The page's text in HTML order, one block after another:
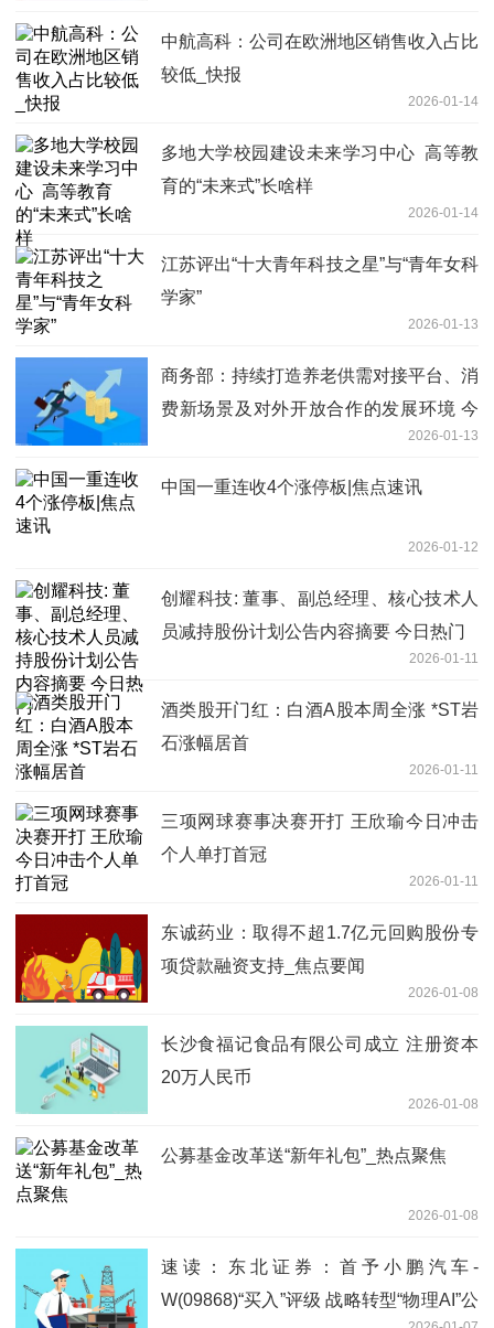
中航高科：公司在欧洲地区销售收入占比
较低_快报
2026-01-14
多地大学校园建设未来学习中心​ 高等教
育的“未来式”长啥样
2026-01-14
江苏评出“十大青年科技之星”与“青年女科
学家”
2026-01-13
商务部：持续打造养老供需对接平台、消
费新场景及对外开放合作的发展环境 今
2026-01-13
中国一重连收4个涨停板|焦点速讯
2026-01-12
创耀科技: 董事、副总经理、核心技术人
员减持股份计划公告内容摘要 今日热门
2026-01-11
酒类股开门红：白酒A股本周全涨 *ST岩
石涨幅居首
2026-01-11
三项网球赛事决赛开打 王欣瑜今日冲击
个人单打首冠
2026-01-11
东诚药业：取得不超1.7亿元回购股份专
项贷款融资支持_焦点要闻
2026-01-08
长沙食福记食品有限公司成立 注册资本
20万人民币
2026-01-08
公募基金改革送“新年礼包”_热点聚焦
2026-01-08
速读：东北证券：首予小鹏汽车-
W(09868)“买入”评级 战略转型“物理AI”公